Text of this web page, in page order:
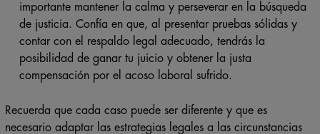
importante mantener la calma y perseverar en la búsqueda
de justicia. Confía en que, al presentar pruebas sólidas y
contar con el respaldo legal adecuado, tendrás la
posibilidad de ganar tu juicio y obtener la justa
compensación por el acoso laboral sufrido.
Recuerda que cada caso puede ser diferente y que es
necesario adaptar las estrategias legales a las circunstancias